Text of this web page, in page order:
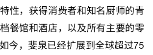
性，获得消费者和知名厨师的青
餐馆和酒店，以及所有主要的零
今，斐泉已经扩展到全球超过75